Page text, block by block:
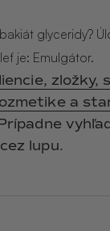
glyceridy?
je: Emulgátor.
zložky,
a
lupu.
Serum